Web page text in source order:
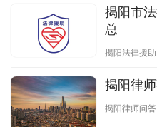
揭阳市
总
揭阳法律援助
揭阳律
揭阳律师问答